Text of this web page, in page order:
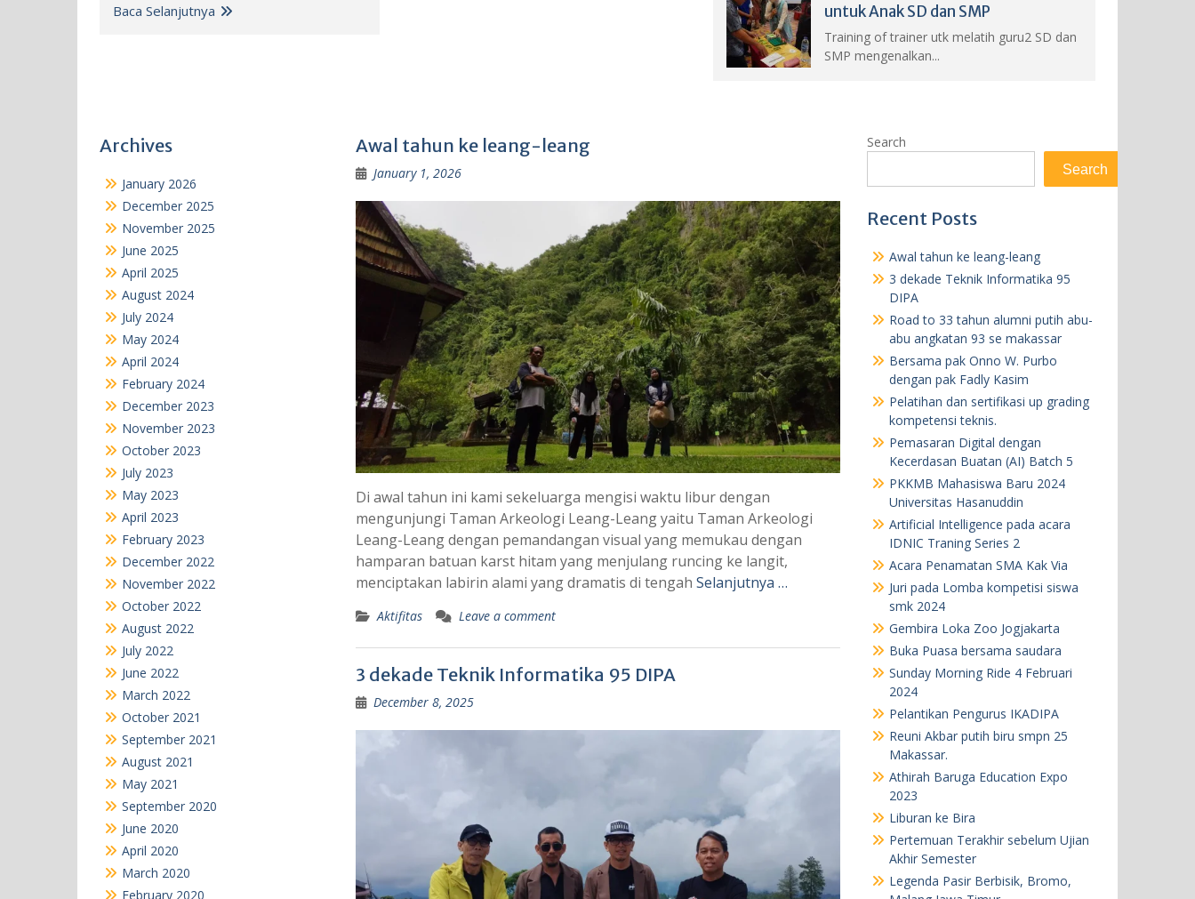
Baca Selanjutnya
untuk Anak SD dan SMP
Training of trainer utk melatih guru2 SD dan
SMP mengenalkan...
Awal tahun ke leang-leang
January 1, 2026
Di awal tahun ini kami sekeluarga mengisi waktu libur dengan
mengunjungi Taman Arkeologi Leang-Leang yaitu Taman Arkeologi
Leang-Leang dengan pemandangan visual yang memukau dengan
hamparan batuan karst hitam yang menjulang runcing ke langit,
menciptakan labirin alami yang dramatis di tengah Selanjutnya …
Aktifitas Leave a comment
3 dekade Teknik Informatika 95 DIPA
December 8, 2025
Search
Search
Recent Posts
Awal tahun ke leang-leang
3 dekade Teknik Informatika 95
DIPA
Road to 33 tahun alumni putih abu-
abu angkatan 93 se makassar
Bersama pak Onno W. Purbo
dengan pak Fadly Kasim
Pelatihan dan sertifikasi up grading
kompetensi teknis.
Pemasaran Digital dengan
Kecerdasan Buatan (AI) Batch 5
PKKMB Mahasiswa Baru 2024
Universitas Hasanuddin
Artificial Intelligence pada acara
IDNIC Traning Series 2
Acara Penamatan SMA Kak Via
Juri pada Lomba kompetisi siswa
smk 2024
Gembira Loka Zoo Jogjakarta
Buka Puasa bersama saudara
Sunday Morning Ride 4 Februari
2024
Pelantikan Pengurus IKADIPA
Reuni Akbar putih biru smpn 25
Makassar.
Athirah Baruga Education Expo
2023
Liburan ke Bira
Pertemuan Terakhir sebelum Ujian
Akhir Semester
Legenda Pasir Berbisik, Bromo,
Archives
January 2026
December 2025
November 2025
June 2025
April 2025
August 2024
July 2024
May 2024
April 2024
February 2024
December 2023
November 2023
October 2023
July 2023
May 2023
April 2023
February 2023
December 2022
November 2022
October 2022
August 2022
July 2022
June 2022
March 2022
October 2021
September 2021
August 2021
May 2021
September 2020
June 2020
April 2020
March 2020
February 2020